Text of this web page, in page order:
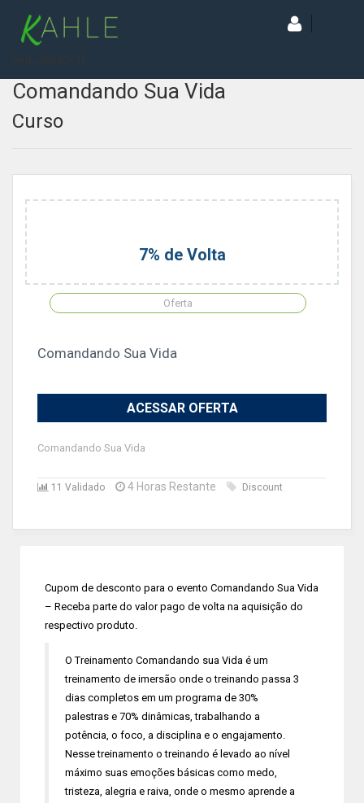
Comandando Sua Vida
Curso
7% de Volta
Oferta
Comandando Sua Vida
ACESSAR OFERTA
Comandando Sua Vida
11 Validado 4 Horas Restante Discount
Cupom de desconto para o evento Comandando Sua Vida
– Receba parte do valor pago de volta na aquisição do
respectivo produto.
O Treinamento Comandando sua Vida é um
treinamento de imersão onde o treinando passa 3
dias completos em um programa de 30%
palestras e 70% dinâmicas, trabalhando a
potência, o foco, a disciplina e o engajamento.
Nesse treinamento o treinando é levado ao nível
máximo suas emoções básicas como medo,
tristeza, alegria e raiva, onde o mesmo aprende a